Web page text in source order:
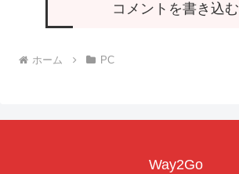
コメントを書き込む
ホーム PC
Way2Go